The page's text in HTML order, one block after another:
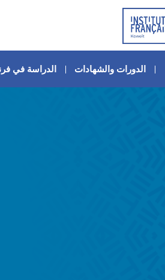
الدورات والشهادات الدراسة في